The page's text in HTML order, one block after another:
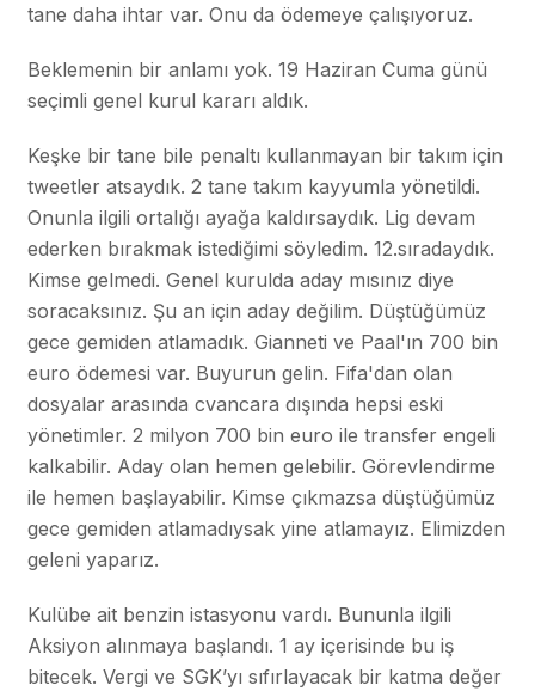
tane daha ihtar var. Onu da ödemeye çalışıyoruz.
Beklemenin bir anlamı yok. 19 Haziran Cuma günü
seçimli genel kurul kararı aldık.
Keşke bir tane bile penaltı kullanmayan bir takım için
tweetler atsaydık. 2 tane takım kayyumla yönetildi.
Onunla ilgili ortalığı ayağa kaldırsaydık. Lig devam
ederken bırakmak istediğimi söyledim. 12.sıradaydık.
Kimse gelmedi. Genel kurulda aday mısınız diye
soracaksınız. Şu an için aday değilim. Düştüğümüz
gece gemiden atlamadık. Gianneti ve Paal'ın 700 bin
euro ödemesi var. Buyurun gelin. Fifa'dan olan
dosyalar arasında cvancara dışında hepsi eski
yönetimler. 2 milyon 700 bin euro ile transfer engeli
kalkabilir. Aday olan hemen gelebilir. Görevlendirme
ile hemen başlayabilir. Kimse çıkmazsa düştüğümüz
gece gemiden atlamadıysak yine atlamayız. Elimizden
geleni yaparız.
Kulübe ait benzin istasyonu vardı. Bununla ilgili
Aksiyon alınmaya başlandı. 1 ay içerisinde bu iş
bitecek. Vergi ve SGK’yı sıfırlayacak bir katma değer